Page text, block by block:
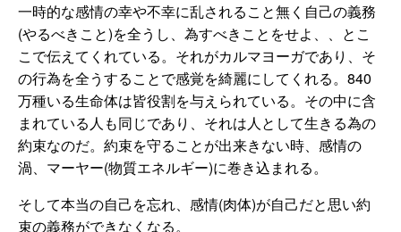
一時的な感情の幸や不幸に乱されること無く自己の義務
(やるべきこと)を全うし、為すべきことをせよ、、とこ
こで伝えてくれている。それがカルマヨーガであり、そ
の行為を全うすることで感覚を綺麗にしてくれる。840
万種いる生命体は皆役割を与えられている。その中に含
まれている人も同じであり、それは人として生きる為の
約束なのだ。約束を守ることが出来きない時、感情の
渦、マーヤー(物質エネルギー)に巻き込まれる。
そして本当の自己を忘れ、感情(肉体)が自己だと思い約
束の義務ができなくなる。